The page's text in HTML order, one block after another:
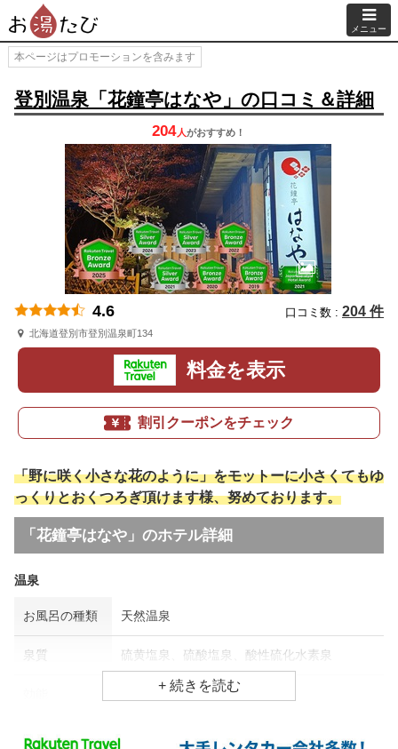
メニュー
本ページはプロモーションを含みます
登別温泉「花鐘亭はなや」の口コミ＆詳細
204人がおすすめ！
4.6 口コミ数 : 204 件
北海道登別市登別温泉町134
料金を表示
割引クーポンをチェック
「野に咲く小さな花のように」をモットーに小さくてもゆ
っくりとおくつろぎ頂けます様、努めております。
「花鐘亭はなや」のホテル詳細
温泉
お風呂の種類 天然温泉
泉質 硫黄塩泉、硫酸塩泉、酸性硫化水素泉
関節痛、神経痛、皮膚病
食事場所